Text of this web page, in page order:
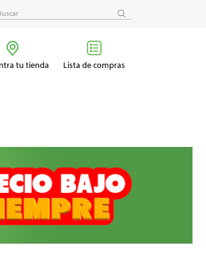
tu tienda Lista de compras